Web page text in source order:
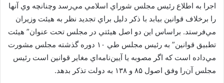
اجرا به اطلاع رئيس مجلس شوراي اسلامي مي‌رسد وچنانچه وي آنها
را برخلاف قوانين بيابد با ذكر دليل براي تجديد نظر به هيئت وزيران
مي‌فرستد. براساس اين دو اصل هيئتي در مجلس تحت عنوان” هيئت
تطبيق قوانين” به رئيس مجلس طي ۱۰ دوره گذشته مجلس مشورت
مي‌داده است كه اگر مصوبه يا آيين‌نامه‌اي مغاير قوانين است رئيس
مجلس آن‌را وفق اصول ۸۵ و ۱۳۸ به دولت تذكر بدهد.